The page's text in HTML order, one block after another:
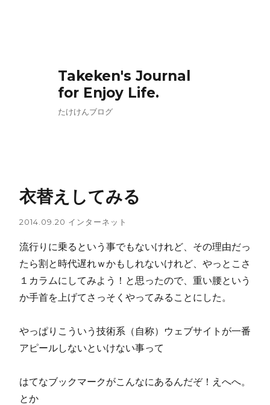
Takeken's Journal
for Enjoy Life.
たけけんブログ
衣替えしてみる
2014.09.20 インターネット
流行りに乗るという事でもないけれど、その理由だっ
たら割と時代遅れｗかもしれないけれど、やっとこさ
１カラムにしてみよう！と思ったので、重い腰という
か手首を上げてさっそくやってみることにした。
やっぱりこういう技術系（自称）ウェブサイトが一番
アピールしないといけない事って
はてなブックマークがこんなにあるんだぞ！えへへ。
とか